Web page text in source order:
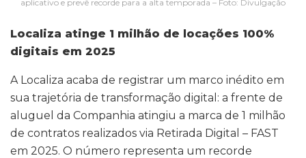
aplicativo e prevê recorde para a alta temporada – Foto: Divulgação
Localiza atinge 1 milhão de locações 100%
digitais em 2025
A Localiza acaba de registrar um marco inédito em
sua trajetória de transformação digital: a frente de
aluguel da Companhia atingiu a marca de 1 milhão
de contratos realizados via Retirada Digital – FAST
em 2025. O número representa um recorde